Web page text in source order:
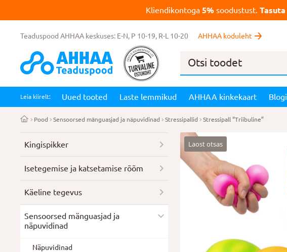
Kliendikontoga5% soodustust. Tasuta
Teaduspood AHHAA keskuses: E-N, P 10-19, R-L 10-20 AHHAA koduleht
Products
Leia kiirelt: Uued tooted Laste lemmikud AHHAA kinkekaart Blogi
Pood Sensoorsed mänguasjad ja näpuvidinad Stressipallid Stressipall “Triibuline”
Laost otsas
Kingispikker
Isetegemise ja katsetamise rõõm
Käeline tegevus
Sensoorsed mänguasjad ja
näpuvidinad
Näpuvidinad